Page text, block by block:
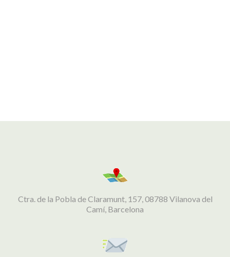
Ctra. de la Pobla de Claramunt, 157, 08788 Vilanova del
Camí, Barcelona